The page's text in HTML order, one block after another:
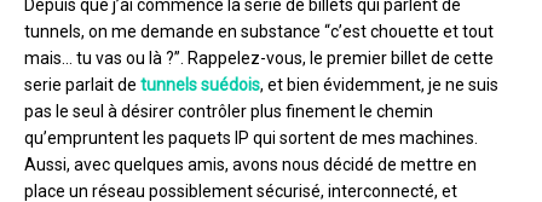
Depuis que j’ai commencé la serie de billets qui parlent de
tunnels, on me demande en substance “c’est chouette et tout
mais… tu vas ou là ?”. Rappelez-vous, le premier billet de cette
serie parlait de tunnels suédois, et bien évidemment, je ne suis
pas le seul à désirer contrôler plus finement le chemin
qu’empruntent les paquets IP qui sortent de mes machines.
Aussi, avec quelques amis, avons nous décidé de mettre en
place un réseau possiblement sécurisé, interconnecté, et